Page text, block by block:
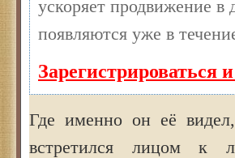
ускоряет продвижение в
появляются уже в
Зарегистрироваться
Где именно он её
встретился лицом к